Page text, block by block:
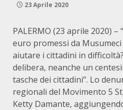
23 Aprile 2020
PALERMO (23 aprile 2020)
euro promessi da
aiutare i cittadini in
delibera, neanche un
tasche dei cittadini”. Lo
regionali del Movimento 5
Ketty Damante,